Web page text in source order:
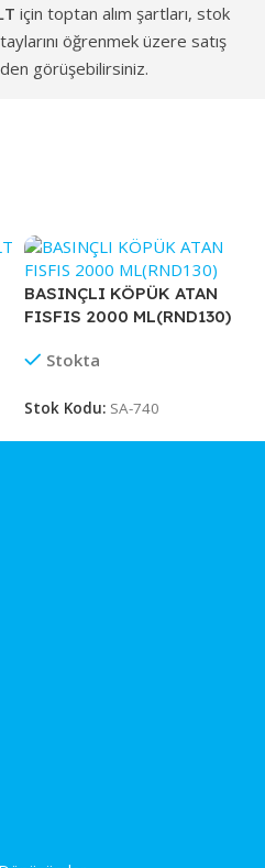
için toptan alım şartları, stok
öğrenmek üzere satış
görüşebilirsiniz.
BASINÇLI KÖPÜK ATAN
FISFIS 2000 ML(RND130)
Stokta
Stok Kodu: SA-740